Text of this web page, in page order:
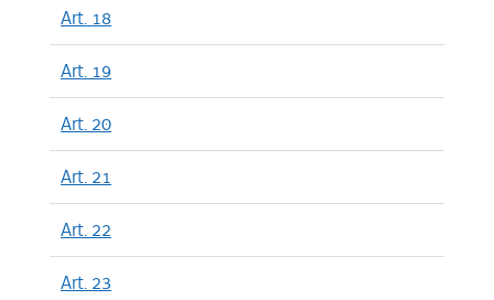
Art. 18
Art. 19
Art. 20
Art. 21
Art. 22
Art. 23